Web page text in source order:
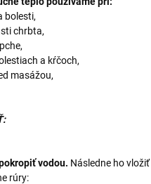
bolesti,
chrbta,
a kŕčoch,
masážou,
vodou. Následne ho
rúry: